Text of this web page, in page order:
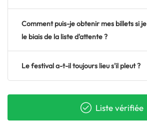
Comment puis-je obtenir mes billets si
le biais de la liste d'attente ?
Le festival a-t-il toujours lieu s'il pleut ?
Liste vérifiée